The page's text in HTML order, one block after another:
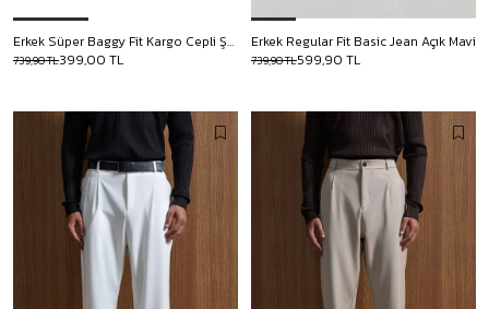
Erkek Süper Baggy Fit Kargo Cepli Şort Yeşil
399,00 TL
739,90 TL
Erkek Regular Fit Basic Jean Açık Mavi
599,90 TL
739,90 TL